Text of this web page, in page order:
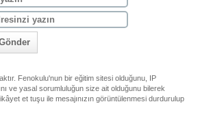
Fenokulu'nun bir eğitim sitesi olduğunu, IP
ve yasal sorumluluğun size ait olduğunu bilerek
et tuşu ile mesajınızın görüntülenmesi durdurulup